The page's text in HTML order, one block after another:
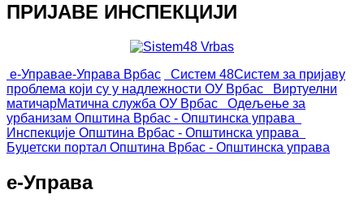
ПРИЈАВЕ ИНСПЕКЦИЈИ
е-Управае-Управа Врбас Систем 48Систем за пријаву
проблема који су у надлежности ОУ Врбас
Виртуелни
матичарМатична служба ОУ Врбас
Одељење за
урбанизам Општина Врбас - Општинска управа
Инспекције Општина Врбас - Општинска управа
Буџетски портал Општина Врбас - Општинска управа
е-Управа